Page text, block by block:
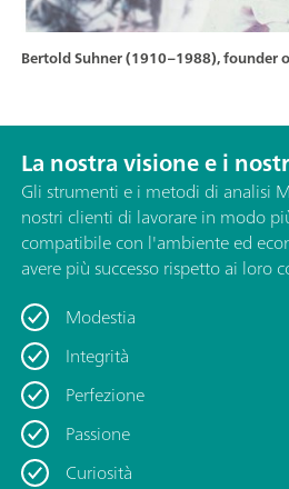
Bertold Suhner (1910–1988), founder
La nostra visione e i
Gli strumenti e i metodi di analisi
nostri clienti di lavorare in modo
compatibile con l'ambiente ed
avere più successo rispetto ai loro
Modestia
Integrità
Perfezione
Passione
Curiosità